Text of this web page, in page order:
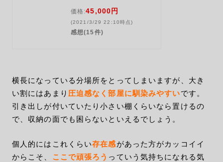
価格:45,000円
(2021/3/29 22:10時点)
感想(15件)
横長になっている分場所をとってしまいますが、大き
い割にはあまり 圧迫感なく部屋に馴染みやすいです。
引き出しが付いていたり小さい棚くらいなら置けるの
で、収納の面でも困らないといえるでしょう。
個人的にはこれくらい存在感があった方がカッコイイ
からこそ、 ここで頑張ろう っていう気持ちになれる気